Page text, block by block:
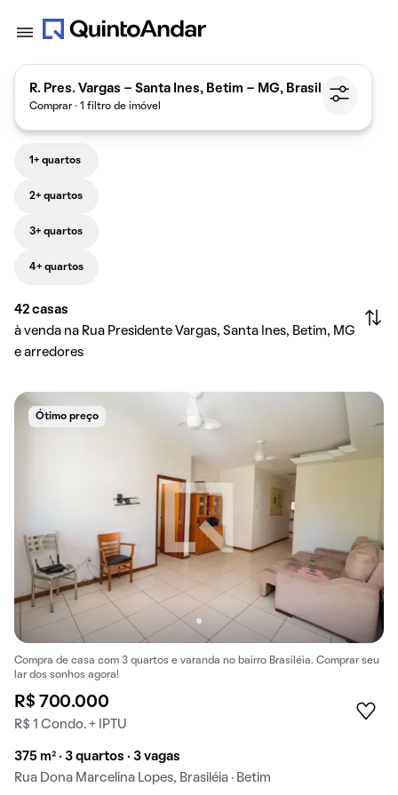
R. Pres. Vargas - Santa Ines, Betim - MG, Brasil
Comprar · 1 filtro de imóvel
1+ quartos
2+ quartos
3+ quartos
4+ quartos
42 casas
à venda na Rua Presidente Vargas, Santa Ines, Betim, MG
e arredores
Ótimo preço
Compra de casa com 3 quartos e varanda no bairro Brasiléia. Comprar seu
lar dos sonhos agora!
R$ 700.000
R$ 1 Condo. + IPTU
375 m² · 3 quartos · 3 vagas
Rua Dona Marcelina Lopes, Brasiléia · Betim